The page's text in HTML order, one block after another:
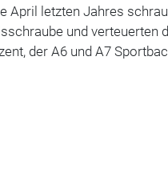
April letzten Jahres
und verteuerten
der A6 und A7